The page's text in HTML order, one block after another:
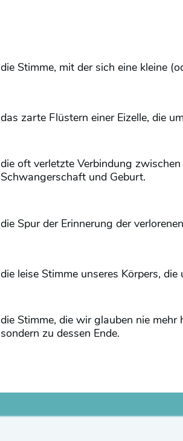
die Stimme, mit der sich eine kleine
das zarte Flüstern einer Eizelle, die
die oft verletzte Verbindung
Schwangerschaft und Geburt.
die Spur der Erinnerung der
die leise Stimme unseres Körpers,
die Stimme, die wir glauben nie
sondern zu dessen Ende.